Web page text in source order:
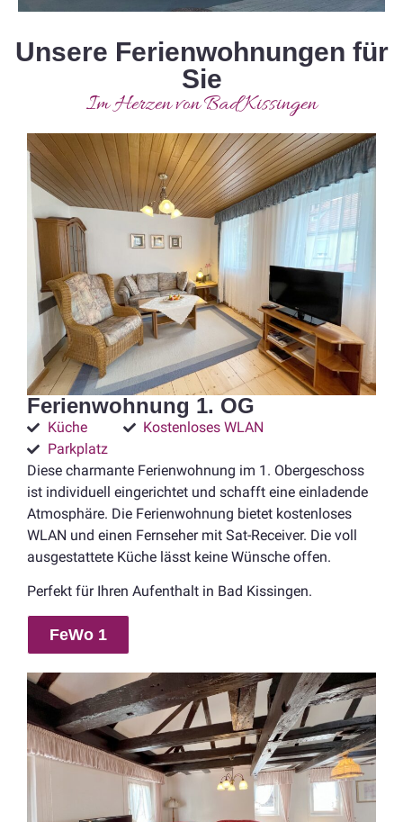
Unsere Ferienwohnungen für
Sie
Im Herzen von Bad Kissingen
Ferienwohnung 1. OG
Küche
Kostenloses WLAN
Parkplatz
Diese charmante Ferienwohnung im 1. Obergeschoss
ist individuell eingerichtet und schafft eine einladende
Atmosphäre. Die Ferienwohnung bietet kostenloses
WLAN und einen Fernseher mit Sat-Receiver. Die voll
ausgestattete Küche lässt keine Wünsche offen.
Perfekt für Ihren Aufenthalt in Bad Kissingen.
FeWo 1